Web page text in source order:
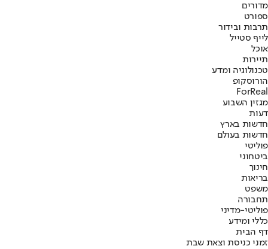
מדורים
ספורט
תרבות ובידור
לייף סטייל
אוכל
תיירות
טכנולוגיה ומדע
הורוסקופ
ForReal
מגזין השבוע
דעות
חדשות בארץ
חדשות בעולם
פוליטי
ביטחוני
חינוך
בריאות
משפט
תחבורה
פוליטי-מדיני
כללי ומידע
דף הבית
זמני כניסת וצאת שבת